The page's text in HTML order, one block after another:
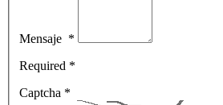
*
Required *
Captcha *